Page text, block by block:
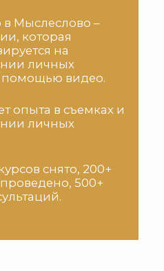
Мыслеслово –
которая
на
личных
помощью видео.
опыта в съемках и
личных
снято, 200+
500+